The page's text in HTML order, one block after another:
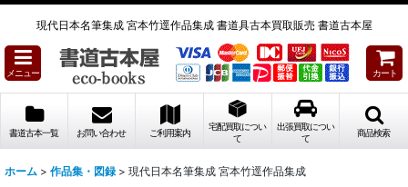
現代日本名筆集成 宮本竹逕作品集成 書道具古本買取販売 書道古本屋
メニュー カート
書道古本一覧 お問い合わせ ご利用案内
宅配買取につい
て
出張買取につい
て
商品検索
ホーム > 作品集・図録 > 現代日本名筆集成 宮本竹逕作品集成